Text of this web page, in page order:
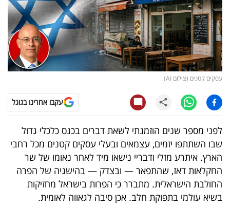
רכילות
עסקית
קריפטו
ויראלי
טלוויזיה
עסקי
ספורט
קריירה
ולימודים
מינויים
עסקים קטנים (צילום AI)
עקבו אחרינו בגוגל
לפני מספר שנים הוזמנתי לשאת דברים בכנס כלכלי גדול
שבו השתתפו יזמים, עצמאים ובעלי עסקים קטנים מכל רחבי
הארץ. איתרע מזלי ודבריי נישאו מיד לאחר נאומו של שר
החקלאות דאז, שהתפאר — ובצדק — בהישגיה של הפרה
החולבת הישראלית. מתברר כי הפרות בישראל מחזיקות
בשיא עולמי בתפוקת חלב. אכן סיבה לגאווה לאומית.